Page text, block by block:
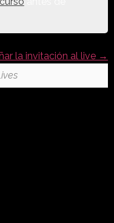
la invitación al live